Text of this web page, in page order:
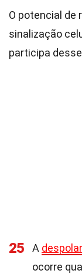
O potencial de
sinalização
participa desse
25 A
ocorre